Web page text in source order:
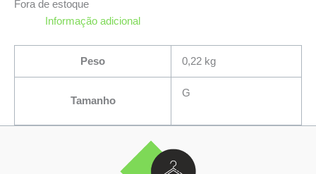
Fora de estoque
Informação adicional
Peso 0,22 kg
Tamanho
G